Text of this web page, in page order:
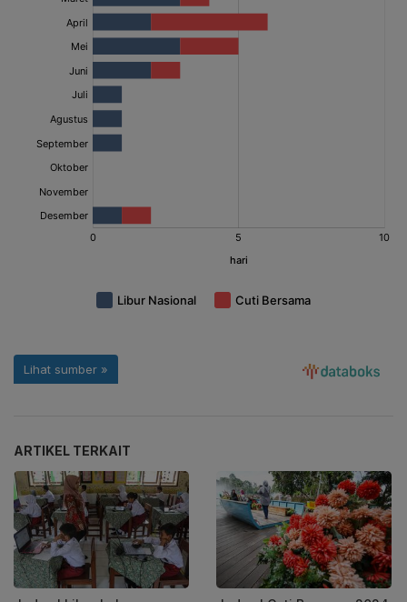
ARTIKEL TERKAIT